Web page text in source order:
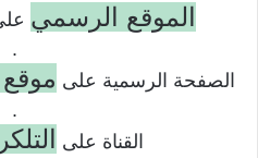
الموقع الرسمي
.
الصفحة الرسمية على موقع
.
القناة على